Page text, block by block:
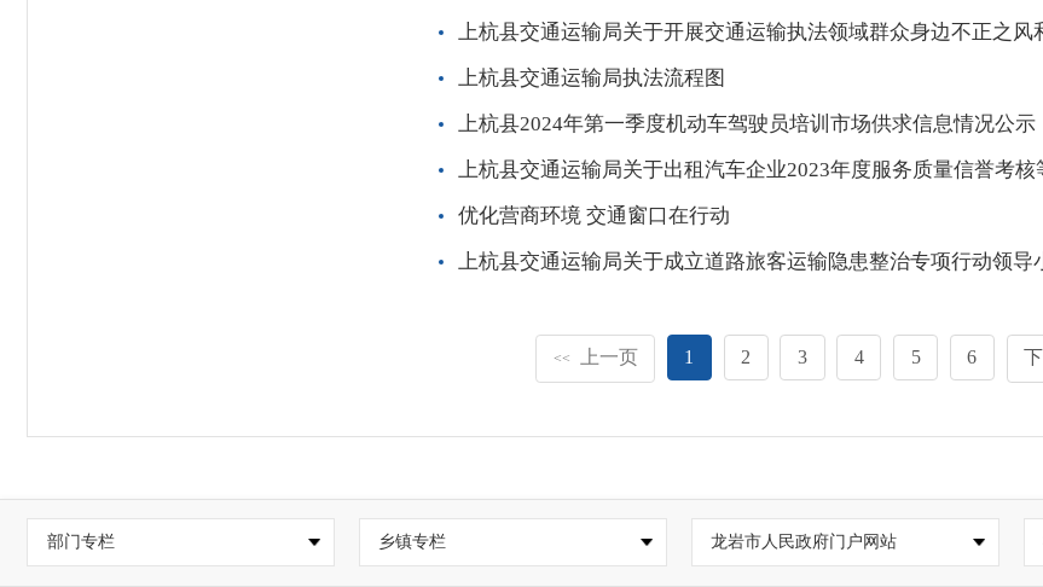
上杭县交通运输局关于开展交通运输执法领域群众身边不正之风
上杭县交通运输局执法流程图
上杭县2024年第一季度机动车驾驶员培训市场供求信息情况公示
上杭县交通运输局关于出租汽车企业2023年度服务质量信誉考
优化营商环境 交通窗口在行动
上杭县交通运输局关于成立道路旅客运输隐患整治专项行动领导
<< 上一页 1 2 3 4 5 6
部门专栏 乡镇专栏 龙岩市人民政府门户网站